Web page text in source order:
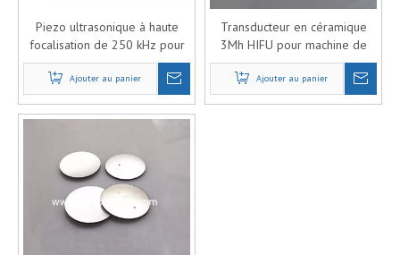
Piezo ultrasonique à haute
focalisation de 250 kHz pour
équipement médical
Ajouter au panier
Transducteur en céramique
3Mh HIFU pour machine de
beauté
Ajouter au panier